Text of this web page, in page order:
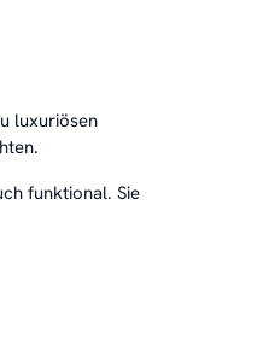
luxuriösen
funktional. Sie